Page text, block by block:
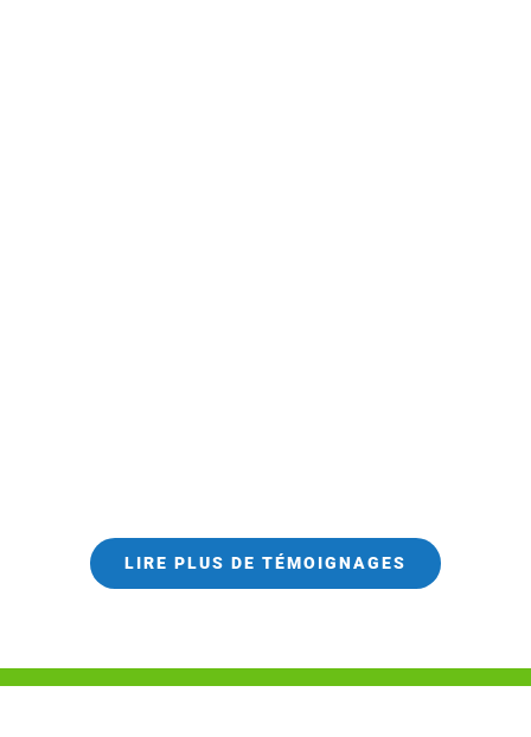
LIRE PLUS DE TÉMOIGNAGES